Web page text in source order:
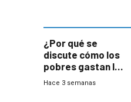
¿Por qué se
discute cómo los
pobres gastan la
plata?
Hace 3 semanas